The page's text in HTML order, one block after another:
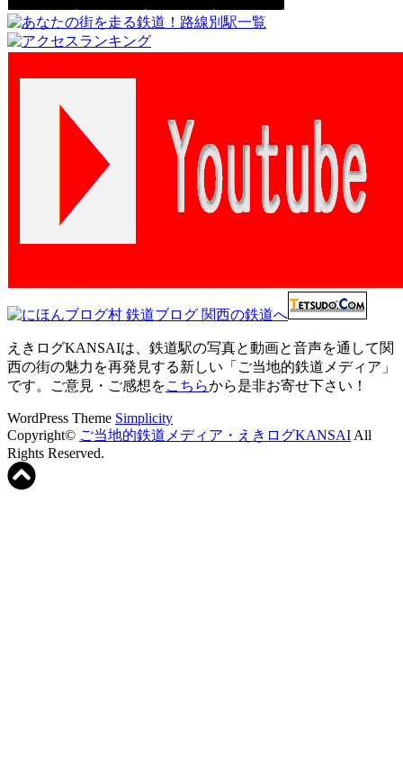
えきログKANSAIは、鉄道駅の写真と動画と音声を通して関
西の街の魅力を再発見する新しい「ご当地的鉄道メディア」
です。ご意見・ご感想をこちらから是非お寄せ下さい！
WordPress Theme Simplicity
Copyright© ご当地的鉄道メディア・えきログKANSAI All
Rights Reserved.